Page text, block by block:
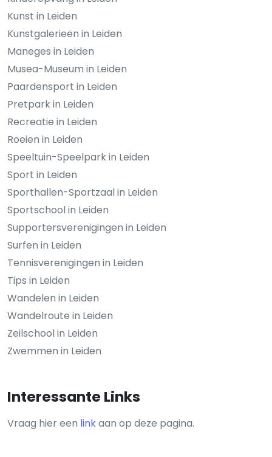
Kunst in Leiden
Kunstgalerieën in Leiden
Maneges in Leiden
Musea-Museum in Leiden
Paardensport in Leiden
Pretpark in Leiden
Recreatie in Leiden
Roeien in Leiden
Speeltuin-Speelpark in Leiden
Sport in Leiden
Sporthallen-Sportzaal in Leiden
Sportschool in Leiden
Supportersverenigingen in Leiden
Surfen in Leiden
Tennisverenigingen in Leiden
Tips in Leiden
Wandelen in Leiden
Wandelroute in Leiden
Zeilschool in Leiden
Zwemmen in Leiden
Interessante Links
Vraag hier een linkaan op deze pagina.